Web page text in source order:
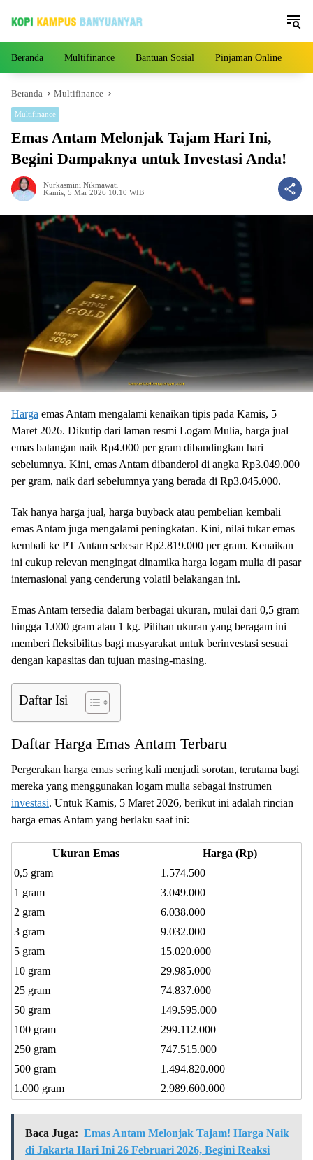
Beranda Multifinance Bantuan Sosial Pinjaman Online
Beranda Multifinance
Multifinance
Emas Antam Melonjak Tajam Hari Ini,
Begini Dampaknya untuk Investasi Anda!
Nurkasmini Nikmawati
Kamis, 5 Mar 2026 10:10 WIB
Harga emas Antam mengalami kenaikan tipis pada Kamis, 5
Maret 2026. Dikutip dari laman resmi Logam Mulia, harga jual
emas batangan naik Rp4.000 per gram dibandingkan hari
sebelumnya. Kini, emas Antam dibanderol di angka Rp3.049.000
per gram, naik dari sebelumnya yang berada di Rp3.045.000.
Tak hanya harga jual, harga buyback atau pembelian kembali
emas Antam juga mengalami peningkatan. Kini, nilai tukar emas
kembali ke PT Antam sebesar Rp2.819.000 per gram. Kenaikan
ini cukup relevan mengingat dinamika harga logam mulia di pasar
internasional yang cenderung volatil belakangan ini.
Emas Antam tersedia dalam berbagai ukuran, mulai dari 0,5 gram
hingga 1.000 gram atau 1 kg. Pilihan ukuran yang beragam ini
memberi fleksibilitas bagi masyarakat untuk berinvestasi sesuai
dengan kapasitas dan tujuan masing-masing.
Daftar Isi
Daftar Harga Emas Antam Terbaru
Pergerakan harga emas sering kali menjadi sorotan, terutama bagi
mereka yang menggunakan logam mulia sebagai instrumen
investasi. Untuk Kamis, 5 Maret 2026, berikut ini adalah rincian
harga emas Antam yang berlaku saat ini:
Ukuran Emas
Harga (Rp)
0,5 gram
1.574.500
1 gram
3.049.000
2 gram
6.038.000
3 gram
9.032.000
5 gram
15.020.000
10 gram
29.985.000
25 gram
74.837.000
50 gram
149.595.000
100 gram
299.112.000
250 gram
747.515.000
500 gram
1.494.820.000
1.000 gram
2.989.600.000
Baca Juga: Emas Antam Melonjak Tajam! Harga Naik
di Jakarta Hari Ini 26 Februari 2026, Begini Reaksi